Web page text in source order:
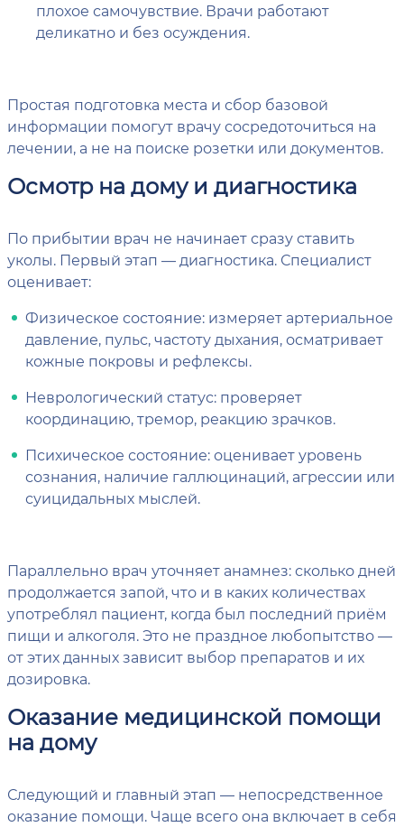
плохое самочувствие. Врачи работают
деликатно и без осуждения.
Простая подготовка места и сбор базовой
информации помогут врачу сосредоточиться на
лечении, а не на поиске розетки или документов.
Осмотр на дому и диагностика
По прибытии врач не начинает сразу ставить
уколы. Первый этап — диагностика. Специалист
оценивает:
Физическое состояние: измеряет артериальное
давление, пульс, частоту дыхания, осматривает
кожные покровы и рефлексы.
Неврологический статус: проверяет
координацию, тремор, реакцию зрачков.
Психическое состояние: оценивает уровень
сознания, наличие галлюцинаций, агрессии или
суицидальных мыслей.
Параллельно врач уточняет анамнез: сколько дней
продолжается запой, что и в каких количествах
употреблял пациент, когда был последний приём
пищи и алкоголя. Это не праздное любопытство —
от этих данных зависит выбор препаратов и их
дозировка.
Оказание медицинской помощи
на дому
Следующий и главный этап — непосредственное
оказание помощи. Чаще всего она включает в себя